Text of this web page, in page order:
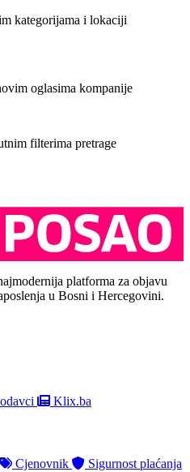
kategorijama i lokaciji
oglasima kompanije
filterima pretrage
platforma za objavu
u Bosni i Hercegovini.
Klix.ba
Cjenovnik Sigurnost plaćanja